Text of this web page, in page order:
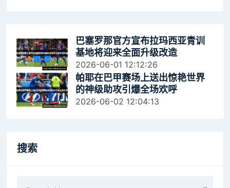
巴塞罗那官方宣布拉玛西亚青训
基地将迎来全面升级改造
2026-06-01 12:12:26
帕耶在巴甲赛场上送出惊艳世界
的神级助攻引爆全场欢呼
2026-06-02 12:04:13
搜索